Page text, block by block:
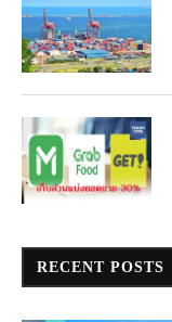
RECENT POSTS